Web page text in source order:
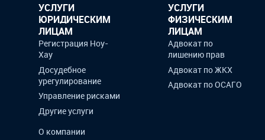
Образец договора
УСЛУГИ
ЮРИДИЧЕСКИМ
ЛИЦАМ
Регистрация Ноу-
Хау
Досудебное
урегулирование
Управление рисками
Другие услуги
УСЛУГИ
ФИЗИЧЕСКИМ
ЛИЦАМ
Адвокат по
лишению прав
Адвокат по ЖКХ
Адвокат по ОСАГО
О компании